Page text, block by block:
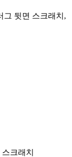
그 뒷면 스크래치,
크래치